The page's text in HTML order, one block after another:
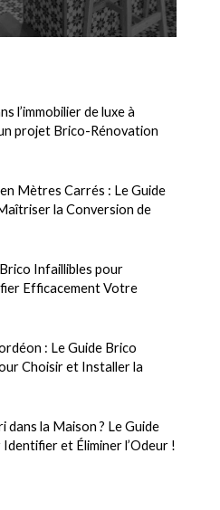
l’immobilier de luxe à
projet Brico-Rénovation
Mètres Carrés : Le Guide
la Conversion de
Infaillibles pour
Efficacement Votre
: Le Guide Brico
Choisir et Installer la
la Maison ? Le Guide
et Éliminer l’Odeur !